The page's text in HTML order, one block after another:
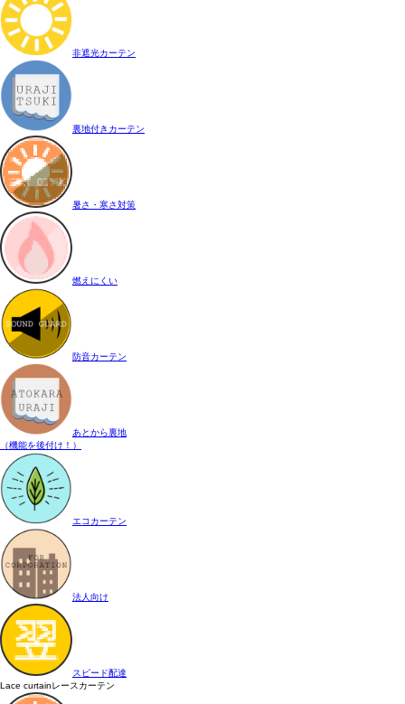
非遮光カーテン
裏地付きカーテン
暑さ・寒さ対策
燃えにくい
防音カーテン
あとから裏地
（機能を後付け！）
エコカーテン
法人向け
スピード配達
Lace curtainレースカーテン